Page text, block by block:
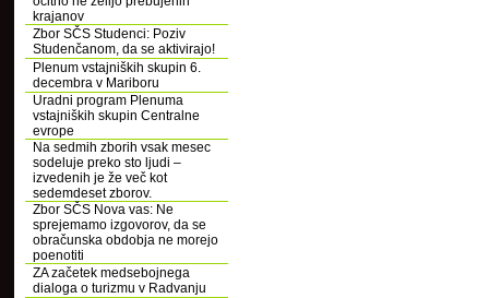
krajanov
Zbor SČS Studenci: Poziv
Studenčanom, da se aktivirajo!
Plenum vstajniških skupin 6.
decembra v Mariboru
Uradni program Plenuma
vstajniških skupin Centralne
evrope
Na sedmih zborih vsak mesec
sodeluje preko sto ljudi –
izvedenih je že več kot
sedemdeset zborov.
Zbor SČS Nova vas: Ne
sprejemamo izgovorov, da se
obračunska obdobja ne morejo
poenotiti
ZA začetek medsebojnega
dialoga o turizmu v Radvanju